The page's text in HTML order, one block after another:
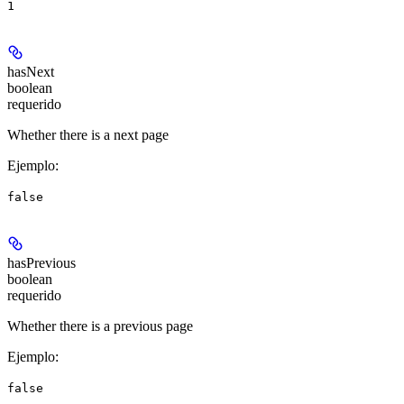
1
hasNext
boolean
requerido
Whether there is a next page
Ejemplo:
false
hasPrevious
boolean
requerido
Whether there is a previous page
Ejemplo:
false